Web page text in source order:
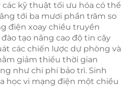
các kỹ thuật tối ưu hóa có thể
tới ba mươi phần trăm so
điện xoay chiều truyền
tạo nâng cao độ tin cậy
các chiến lược dự phòng và
giảm thiểu thời gian
như chi phí bảo trì. Sinh
học vi mạng điện một chiều